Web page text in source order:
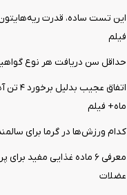
این تست ساده، قدرت
فیلم
حداقل سن دریافت هر نوع
اتفاق
ماه+ فیلم
کدام ورزش‌ها در گرما برای
معرفی ۶ ماده غذایی مفید
عضلات